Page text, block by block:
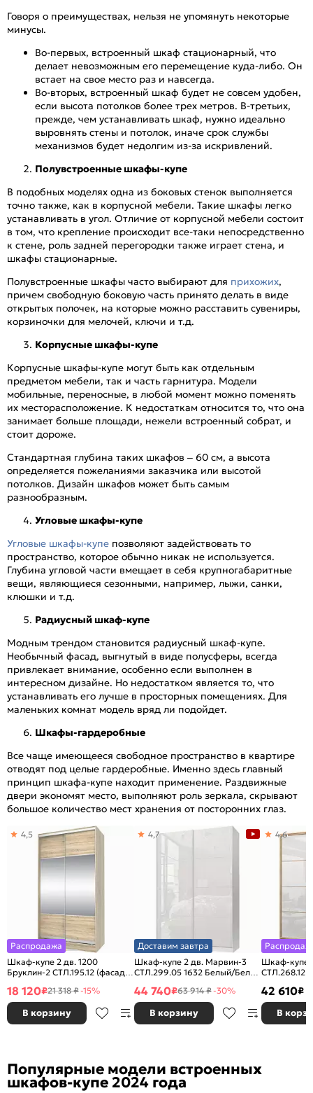
Говоря о преимуществах, нельзя не упомянуть некоторые
минусы.
Во-первых, встроенный шкаф стационарный, что
делает невозможным его перемещение куда-либо. Он
встает на свое место раз и навсегда.
Во-вторых, встроенный шкаф будет не совсем удобен,
если высота потолков более трех метров. В-третьих,
прежде, чем устанавливать шкаф, нужно идеально
выровнять стены и потолок, иначе срок службы
механизмов будет недолгим из-за искривлений.
Полувстроенные шкафы-купе
В подобных моделях одна из боковых стенок выполняется
точно также, как в корпусной мебели. Такие шкафы легко
устанавливать в угол. Отличие от корпусной мебели состоит
в том, что крепление происходит все-таки непосредственно
к стене, роль задней перегородки также играет стена, и
шкафы стационарные.
Полувстроенные шкафы часто выбирают для прихожих,
причем свободную боковую часть принято делать в виде
открытых полочек, на которые можно расставить сувениры,
корзиночки для мелочей, ключи и т.д.
Корпусные шкафы-купе
Корпусные шкафы-купе могут быть как отдельным
предметом мебели, так и часть гарнитура. Модели
мобильные, переносные, в любой момент можно поменять
их месторасположение. К недостаткам относится то, что она
занимает больше площади, нежели встроенный собрат, и
стоит дороже.
Стандартная глубина таких шкафов – 60 см, а высота
определяется пожеланиями заказчика или высотой
потолков. Дизайн шкафов может быть самым
разнообразным.
Угловые шкафы-купе
Угловые шкафы-купе позволяют задействовать то
пространство, которое обычно никак не используется.
Глубина угловой части вмещает в себя крупногабаритные
вещи, являющиеся сезонными, например, лыжи, санки,
клюшки и т.д.
Радиусный шкаф-купе
Модным трендом становится радиусный шкаф-купе.
Необычный фасад, выгнутый в виде полусферы, всегда
привлекает внимание, особенно если выполнен в
интересном дизайне. Но недостатком является то, что
устанавливать его лучше в просторных помещениях. Для
маленьких комнат модель вряд ли подойдет.
Шкафы-гардеробные
Все чаще имеющееся свободное пространство в квартире
отводят под целые гардеробные. Именно здесь главный
принцип шкафа-купе находит применение. Раздвижные
двери экономят место, выполняют роль зеркала, скрывают
большое количество мест хранения от посторонних глаз.
Распродажа
Шкаф-купе 2 дв. 1200
Бруклин-2 СТЛ.195.12 (фасады
4,5
18 120₽21 318 ₽-15%
В корзину
Доставим завтра
Шкаф-купе 2 дв. Марвин-3
СТЛ.299.05 1632 Белый/Белый
4,7
44 740₽63 914 ₽-30%
В корзину
Шкаф-купе
СТЛ.268.12
4,6
42 610₽
В
Популярные модели встроенных
шкафов-купе 2024 года